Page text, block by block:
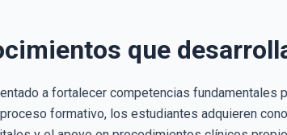
que
a fortalecer competencias
formativo, los estudiantes adquieren